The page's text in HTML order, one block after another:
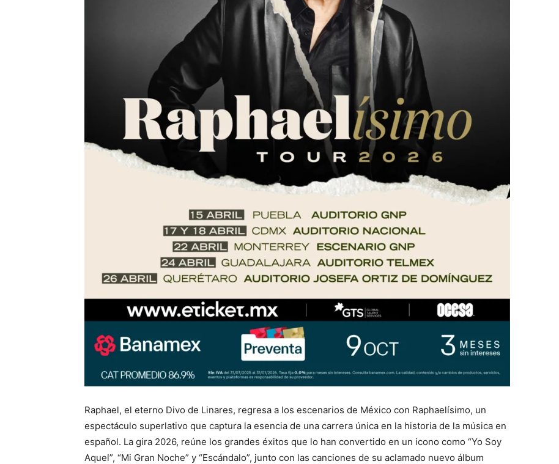
Raphael, el eterno Divo de Linares, regresa a los escenarios de México con Raphaelísimo, un
espectáculo superlativo que captura la esencia de una carrera única en la historia de la música en
español. La gira 2026, reúne los grandes éxitos que lo han convertido en un icono como “Yo Soy
Aquel”, “Mi Gran Noche” y “Escándalo”, junto con las canciones de su aclamado nuevo álbum